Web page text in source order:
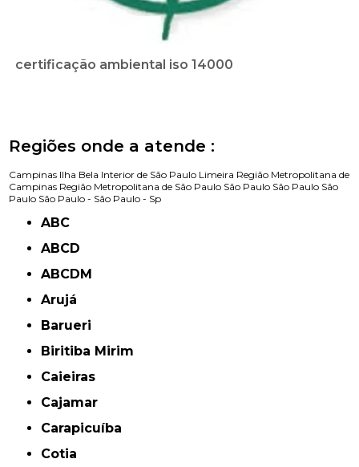
certificação ambiental iso 14000
Regiões onde a atende :
Campinas Ilha Bela Interior de São Paulo Limeira Região Metropolitana de
Campinas Região Metropolitana de São Paulo São Paulo São Paulo São
Paulo São Paulo - São Paulo - Sp
ABC
ABCD
ABCDM
Arujá
Barueri
Biritiba Mirim
Caieiras
Cajamar
Carapicuíba
Cotia